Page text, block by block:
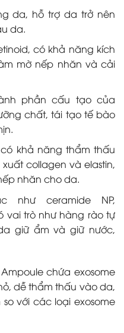
da, hỗ trợ da trở nên
da.
có khả năng kích
mờ nếp nhăn và cải
phần cấu tạo của
chất, tái tạo tế bào
khả năng thẩm thấu
collagen và elastin,
nhăn cho da.
như ceramide NP,
vai trò như hàng rào tự
giữ ẩm và giữ nước,
Ampoule chứa exosome
dễ thẩm thấu vào da,
với các loại exosome